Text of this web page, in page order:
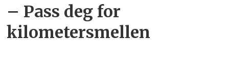
– Pass deg for
kilometersmellen